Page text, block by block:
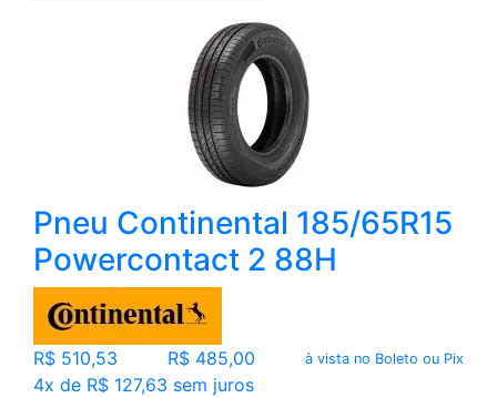
Pneu Continental 185/65R15
Powercontact 2 88H
R$ 510,53 R$ 485,00 à vista no Boleto ou Pix
4x de R$ 127,63 sem juros